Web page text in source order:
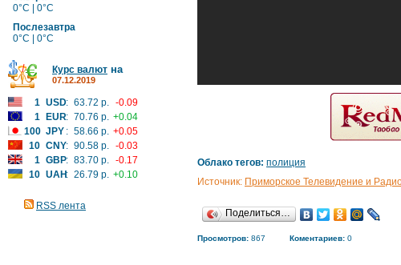
0°C | 0°C
Послезавтра
0°C | 0°C
Курс валют на
07.12.2019
1 USD: 63.72 р. -0.09
1
EUR: 70.76 р. +0.04
100 JPY : 58.66 р. +0.05
10 CNY: 90.58 р. -0.03
1 GBP: 83.70 р. -0.17
10 UAH: 26.79 р. +0.10
RSS лента
Облако тегов: полиция
Источник: Приморское Телевидение и
Поделиться…
Просмотров: 867 Коментариев: 0